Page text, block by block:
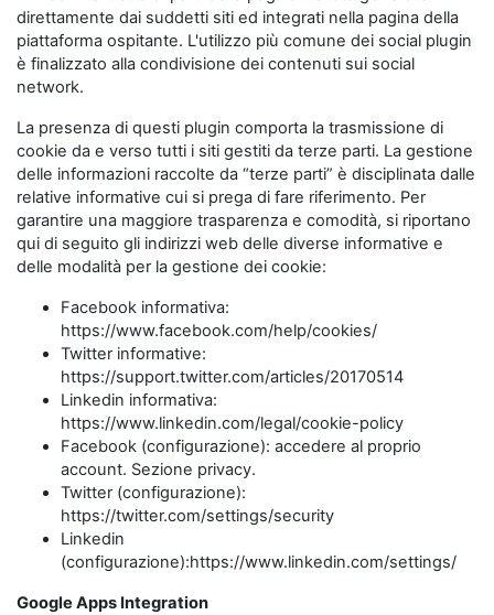
direttamente dai suddetti siti ed integrati nella pagina della
piattaforma ospitante. L'utilizzo più comune dei social plugin
è finalizzato alla condivisione dei contenuti sui social
network.
La presenza di questi plugin comporta la trasmissione di
cookie da e verso tutti i siti gestiti da terze parti. La gestione
delle informazioni raccolte da “terze parti” è disciplinata dalle
relative informative cui si prega di fare riferimento. Per
garantire una maggiore trasparenza e comodità, si riportano
qui di seguito gli indirizzi web delle diverse informative e
delle modalità per la gestione dei cookie:
Facebook informativa:
https://www.facebook.com/help/cookies/
Twitter informative:
https://support.twitter.com/articles/20170514
Linkedin informativa:
https://www.linkedin.com/legal/cookie-policy
Facebook (configurazione): accedere al proprio
account. Sezione privacy.
Twitter (configurazione):
https://twitter.com/settings/security
Linkedin
(configurazione):https://www.linkedin.com/settings/
Google Apps Integration